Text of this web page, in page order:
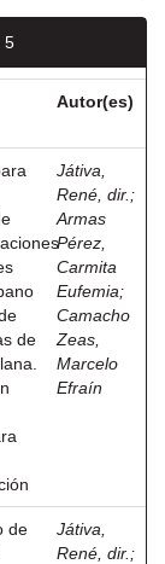
5
Autor(es)
de
Játiva,
René, dir. ;
Armas
Pérez,
Carmita
Eufemia;
Camacho
Zeas,
Marcelo
Efraín
de
Játiva,
René, dir. ;